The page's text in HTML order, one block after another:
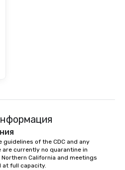
of the CDC and any
currently no quarantine in
California and meetings
at full capacity.